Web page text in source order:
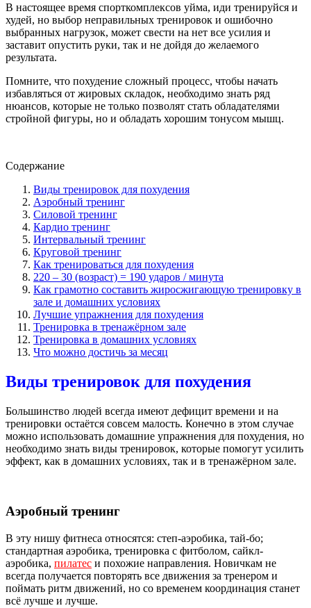
В настоящее время спорткомплексов уйма, иди тренируйся и
худей, но выбор неправильных тренировок и ошибочно
выбранных нагрузок, может свести на нет все усилия и
заставит опустить руки, так и не дойдя до желаемого
результата.
Помните, что похудение сложный процесс, чтобы начать
избавляться от жировых складок, необходимо знать ряд
нюансов, которые не только позволят стать обладателями
стройной фигуры, но и обладать хорошим тонусом мышц.
Содержание
Виды тренировок для похудения
Аэробный тренинг
Силовой тренинг
Кардио тренинг
Интервальный тренинг
Круговой тренинг
Как тренироваться для похудения
220 – 30 (возраст) = 190 ударов / минута
Как грамотно составить жиросжигающую тренировку в
зале и домашних условиях
Лучшие упражнения для похудения
Тренировка в тренажёрном зале
Тренировка в домашних условиях
Что можно достичь за месяц
Виды тренировок для похудения
Большинство людей всегда имеют дефицит времени и на
тренировки остаётся совсем малость. Конечно в этом случае
можно использовать домашние упражнения для похудения, но
необходимо знать виды тренировок, которые помогут усилить
эффект, как в домашних условиях, так и в тренажёрном зале.
Аэробный тренинг
В эту нишу фитнеса относятся: степ-аэробика, тай-бо;
стандартная аэробика, тренировка с фитболом, сайкл-
аэробика, пилатес и похожие направления. Новичкам не
всегда получается повторять все движения за тренером и
поймать ритм движений, но со временем координация станет
всё лучше и лучше.